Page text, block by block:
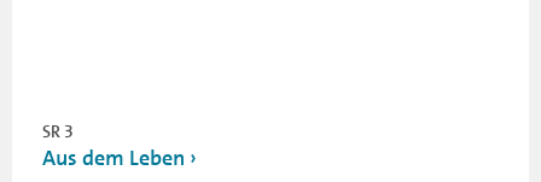
SR 3
Aus dem Leben